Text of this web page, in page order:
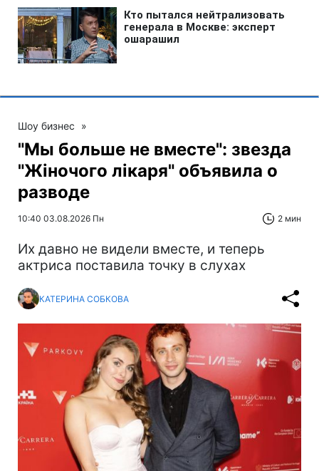
Шоу бизнес »
"Мы больше не вместе": звезда
"Жіночого лікаря" объявила о
разводе
10:40 03.08.2026 Пн 2 мин
Их давно не видели вместе, и теперь
актриса поставила точку в слухах
КАТЕРИНА СОБКОВА